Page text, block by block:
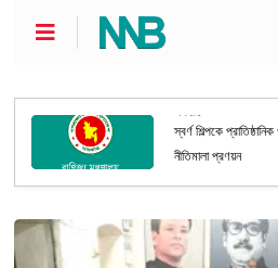
স্বর্ণ শিল্পকে
নীতিমালা প্রণয়ন